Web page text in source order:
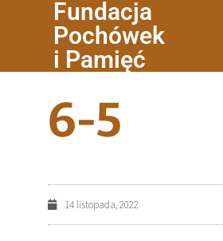
Fundacja
Pochówek
i Pamięć
6-5
14 listopada, 2022